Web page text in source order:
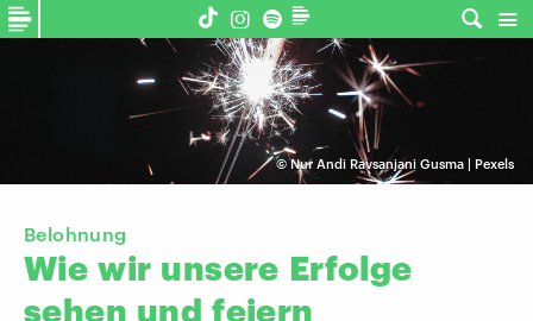
©Nur Andi Ravsanjani Gusma | Pexels
Belohnung
Wie wir unsere Erfolge
sehen und feiern